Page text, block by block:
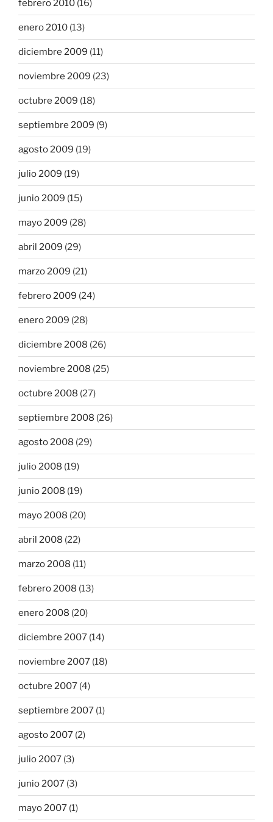
febrero 2010 (16)
enero 2010 (13)
diciembre 2009 (11)
noviembre 2009 (23)
octubre 2009 (18)
septiembre 2009 (9)
agosto 2009 (19)
julio 2009 (19)
junio 2009 (15)
mayo 2009 (28)
abril 2009 (29)
marzo 2009 (21)
febrero 2009 (24)
enero 2009 (28)
diciembre 2008 (26)
noviembre 2008 (25)
octubre 2008 (27)
septiembre 2008 (26)
agosto 2008 (29)
julio 2008 (19)
junio 2008 (19)
mayo 2008 (20)
abril 2008 (22)
marzo 2008 (11)
febrero 2008 (13)
enero 2008 (20)
diciembre 2007 (14)
noviembre 2007 (18)
octubre 2007 (4)
septiembre 2007 (1)
agosto 2007 (2)
julio 2007 (3)
junio 2007 (3)
mayo 2007 (1)